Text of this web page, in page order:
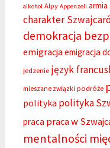
alkohol Alpy Appenzell armia
charakter
demokracja
emigracjaemigracja
jedzenie język
mieszane związki podróże
polityka polityka
praca praca w
mentalności